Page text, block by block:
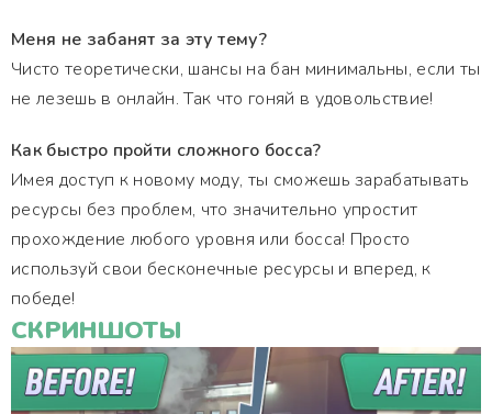
Меня не забанят за эту тему?
Чисто теоретически, шансы на бан минимальны, если ты
не лезешь в онлайн. Так что гоняй в удовольствие!
Как быстро пройти сложного босса?
Имея доступ к новому моду, ты сможешь зарабатывать
ресурсы без проблем, что значительно упростит
прохождение любого уровня или босса! Просто
используй свои бесконечные ресурсы и вперед, к
победе!
СКРИНШОТЫ